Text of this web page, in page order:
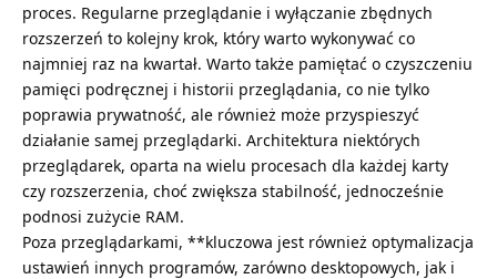
proces. Regularne przeglądanie i wyłączanie zbędnych
rozszerzeń to kolejny krok, który warto wykonywać co
najmniej raz na kwartał. Warto także pamiętać o czyszczeniu
pamięci podręcznej i historii przeglądania, co nie tylko
poprawia prywatność, ale również może przyspieszyć
działanie samej przeglądarki. Architektura niektórych
przeglądarek, oparta na wielu procesach dla każdej karty
czy rozszerzenia, choć zwiększa stabilność, jednocześnie
podnosi zużycie RAM.
Poza przeglądarkami, **kluczowa jest również optymalizacja
ustawień innych programów, zarówno desktopowych, jak i